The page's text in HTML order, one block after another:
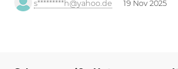
s*********h@yahoo.de 19 Nov 2025